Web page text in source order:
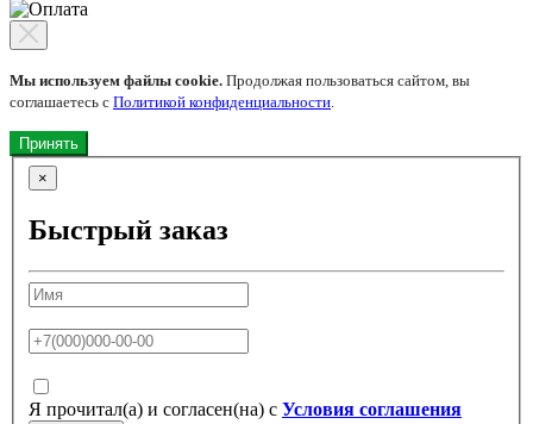
Мы используем файлы cookie. Продолжая пользоваться сайтом, вы
соглашаетесь с Политикой конфиденциальности.
Принять
×
Быстрый заказ
Я прочитал(а) и согласен(на) с Условия соглашения